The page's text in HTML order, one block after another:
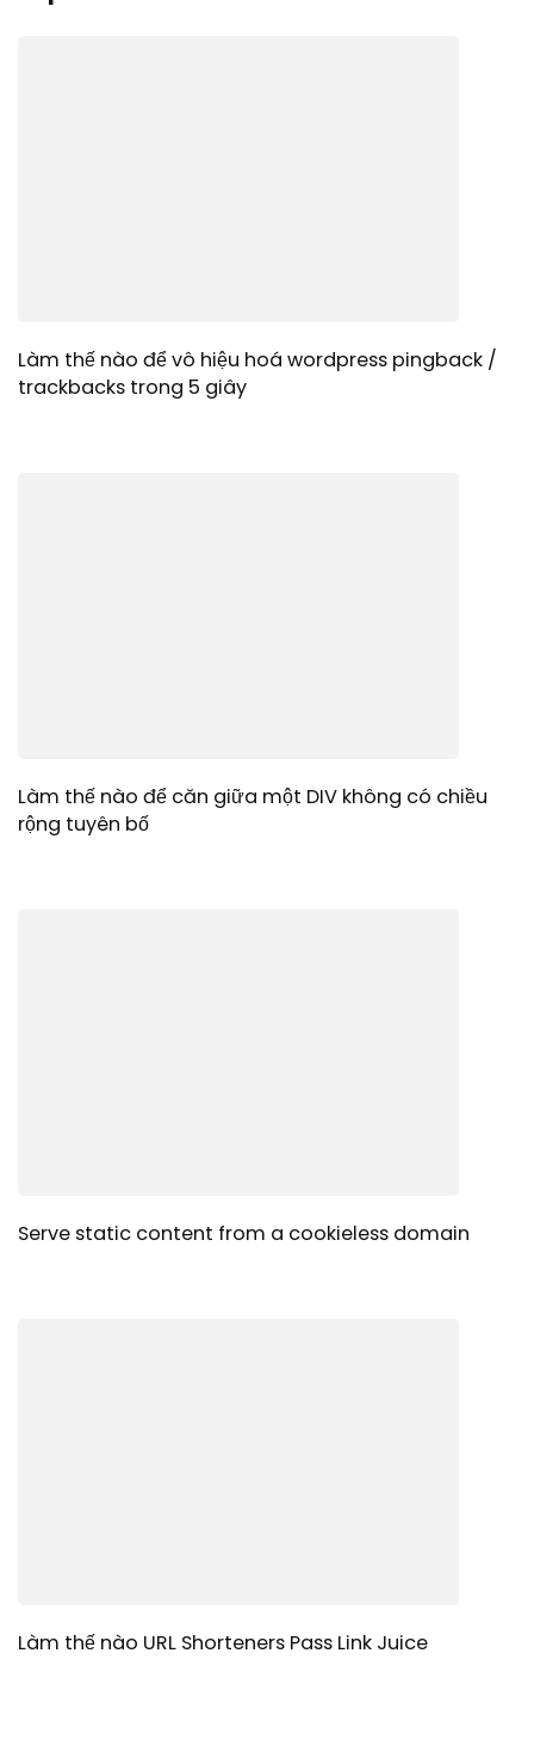
Làm thế nào để vô hiệu hoá wordpress pingback /
trackbacks trong 5 giây
Làm thế nào để căn giữa một DIV không có chiều
rộng tuyên bố
Serve static content from a cookieless domain
Làm thế nào URL Shorteners Pass Link Juice